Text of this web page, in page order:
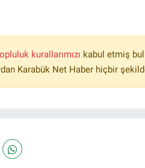
kurallarımızı kabul etmiş
Karabük Net Haber hiçbir